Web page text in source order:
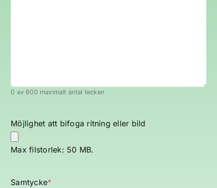
0 av 600 maximalt antal tecken
Möjlighet att bifoga ritning eller bild
Max filstorlek: 50 MB.
Samtycke*